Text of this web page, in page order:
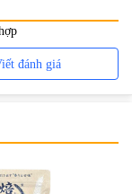
đánh giá